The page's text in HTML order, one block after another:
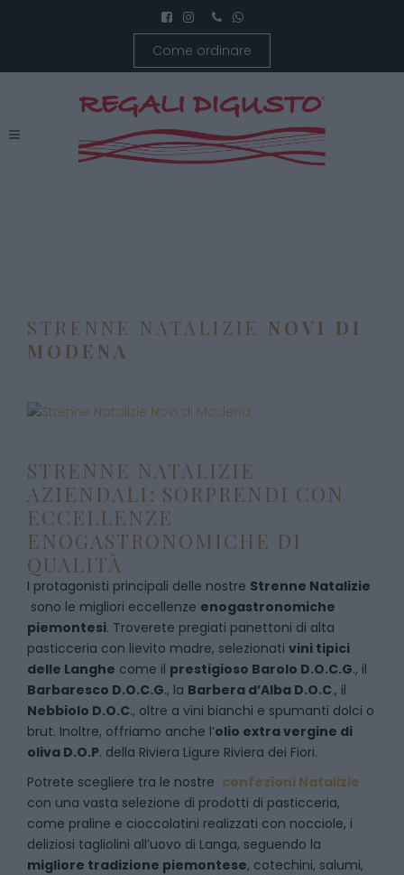
Come ordinare
STRENNE NATALIZIE NOVI DI
MODENA
STRENNE NATALIZIE
AZIENDALI: SORPRENDI CON
ECCELLENZE
ENOGASTRONOMICHE DI
QUALITÀ
I protagonisti principali delle nostre Strenne Natalizie
sono le migliori eccellenze enogastronomiche
piemontesi. Troverete pregiati panettoni di alta
pasticceria con lievito madre, selezionati vini tipici
delle Langhe come il prestigioso Barolo D.O.C.G., il
Barbaresco D.O.C.G., la Barbera d’Alba D.O.C., il
Nebbiolo D.O.C., oltre a vini bianchi e spumanti dolci o
brut. Inoltre, offriamo anche l’olio extra vergine di
oliva D.O.P. della Riviera Ligure Riviera dei Fiori.
Potrete scegliere tra le nostre confezioni Natalizie
con una vasta selezione di prodotti di pasticceria,
come praline e cioccolatini realizzati con nocciole, i
deliziosi tagliolini all’uovo di Langa, seguendo la
migliore tradizione piemontese, cotechini, salumi,